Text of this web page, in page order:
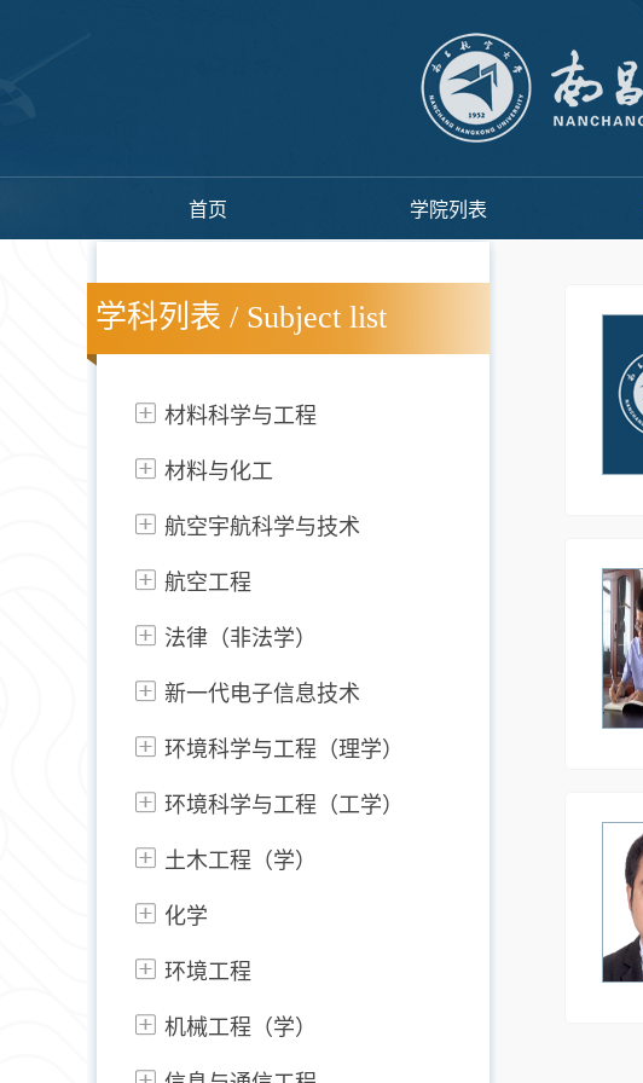
首页 学院列表
学科列表 / Subject list
材料科学与工程
材料与化工
航空宇航科学与技术
航空工程
法律（非法学）
新一代电子信息技术
环境科学与工程（理学）
环境科学与工程（工学）
土木工程（学）
化学
环境工程
机械工程（学）